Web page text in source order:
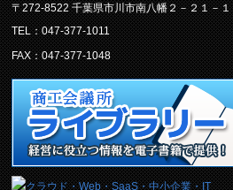
〒272-8522 千葉県市川市南八幡２－２１－１
TEL：047-377-1011
FAX：047-377-1048